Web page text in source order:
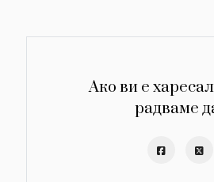
Ако ви е
радваме